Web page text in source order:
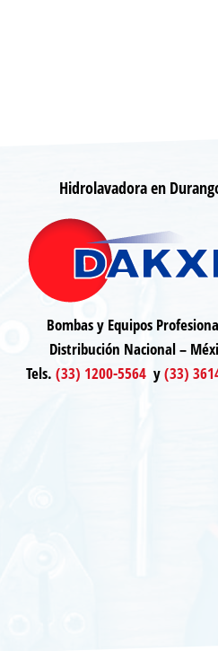
Hidrolavadora en
Bombas y Equipos
Distribución Nacional –
Tels.(33) 1200-5564 y(33)